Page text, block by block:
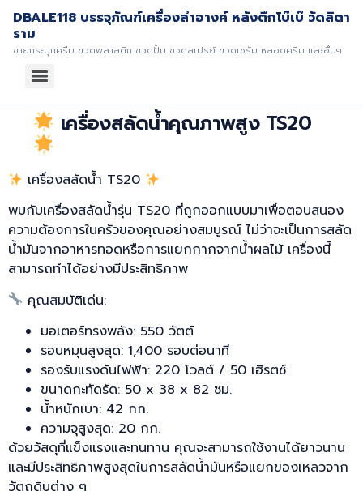
DBALE118 บรรจุภัณฑ์เครื่องสำอางค์ หลังตึกโบ๊เบ๊ วัดสิตา
ราม
ขายกระปุกครีม ขวดพลาสติก ขวดปั้ม ขวดสเปรย์ ขวดเซรั่ม หลอดครีม และอื่นๆ
เครื่องสลัดน้ำคุณภาพสูง TS20
เครื่องสลัดน้ำ TS20
พบกับเครื่องสลัดน้ำรุ่น TS20 ที่ถูกออกแบบมาเพื่อตอบสนอง
ความต้องการในครัวของคุณอย่างสมบูรณ์ ไม่ว่าจะเป็นการสลัด
น้ำมันจากอาหารทอดหรือการแยกกากจากน้ำผลไม้ เครื่องนี้
สามารถทำได้อย่างมีประสิทธิภาพ
คุณสมบัติเด่น:
มอเตอร์ทรงพลัง: 550 วัตต์
รอบหมุนสูงสุด: 1,400 รอบต่อนาที
รองรับแรงดันไฟฟ้า: 220 โวลต์ / 50 เฮิรตซ์
ขนาดกะทัดรัด: 50 x 38 x 82 ซม.
น้ำหนักเบา: 42 กก.
ความจุสูงสุด: 20 กก.
ด้วยวัสดุที่แข็งแรงและทนทาน คุณจะสามารถใช้งานได้ยาวนาน
และมีประสิทธิภาพสูงสุดในการสลัดน้ำมันหรือแยกของเหลวจาก
วัตถุดิบต่าง ๆ